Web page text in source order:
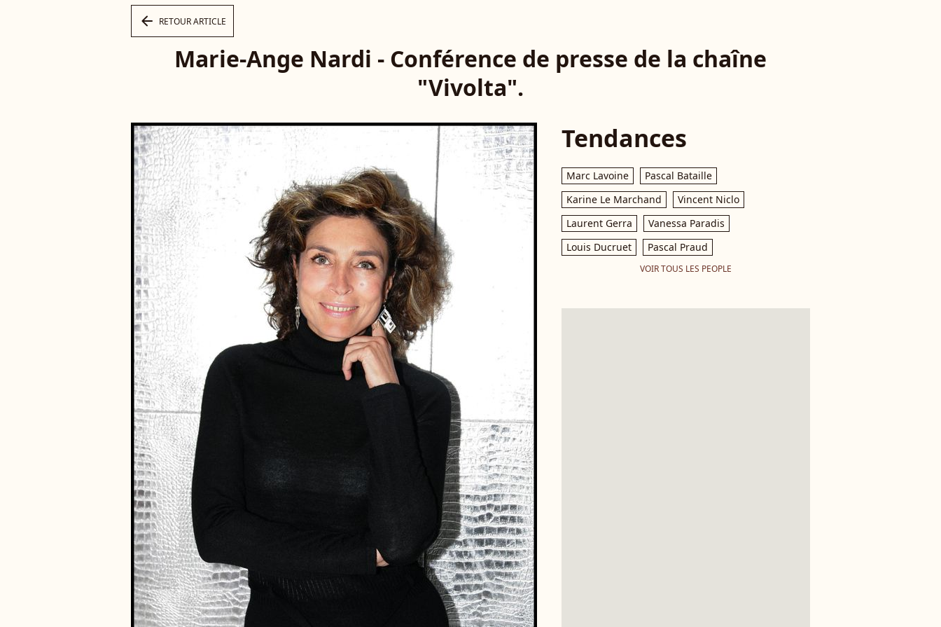
arrow_left RETOUR ARTICLE
Marie-Ange Nardi - Conférence de presse de la chaîne
"Vivolta".
Tendances
Marc Lavoine
Pascal Bataille
Karine Le Marchand
Vincent Niclo
Laurent Gerra
Vanessa Paradis
Louis Ducruet
Pascal Praud
VOIR TOUS LES PEOPLE